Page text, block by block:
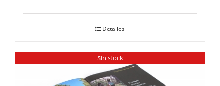
Detalles
Sin stock